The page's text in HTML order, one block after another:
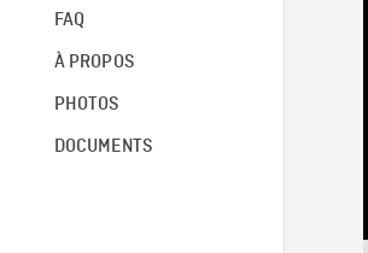
FAQ
À PROPOS
PHOTOS
DOCUMENTS